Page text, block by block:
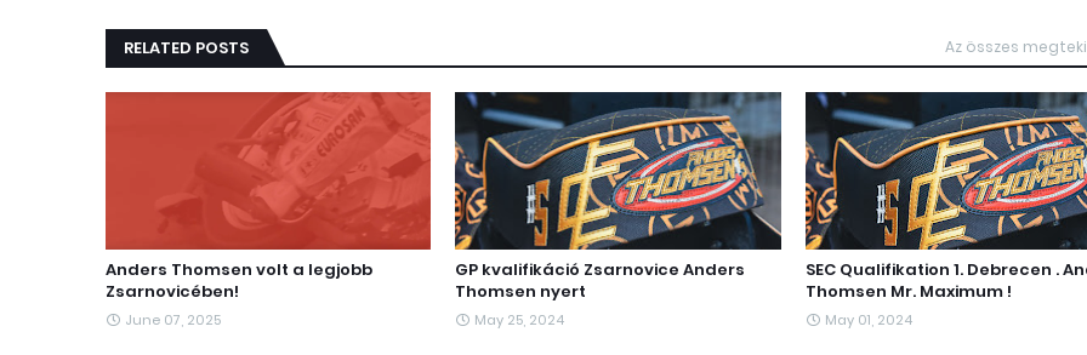
RELATED POSTS Az összes
Anders Thomsen volt a legjobb
Zsarnovicében!
June 07, 2025
GP kvalifikáció Zsarnovice Anders
Thomsen nyert
May 25, 2024
SEC Qualifikation 1. Debrecen .
Thomsen Mr. Maximum !
May 01, 2024